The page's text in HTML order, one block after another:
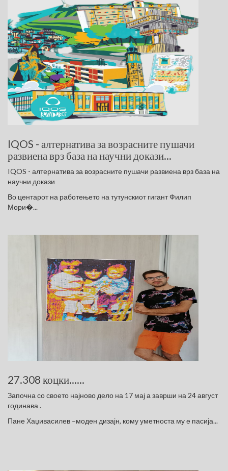
IQOS - алтернатива за возрасните пушачи
развиена врз база на научни докази...
IQOS - алтернатива за возрасните пушачи развиена врз база на
научни докази
Во центарот на работењето на тутунскиот гигант Филип
Мори�...
27.308 коцки......
Започна со своето најново дело на 17 мај а заврши на 24 август
годинава .
Пане Хаџивасилев –моден дизајн, кому уметноста му е пасија...